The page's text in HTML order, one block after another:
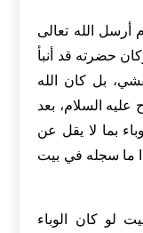
أرسل الله تعالى
حضرته قد أنبأ
بل كان الله
عليه السلام، بعد
بما لا يقل عن
وذلك في عام 1893، وهذا ما سجله في بيت
لو كان الوباء